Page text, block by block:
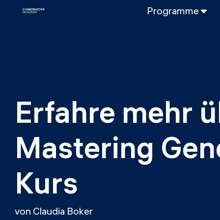
Programme
DevOps
LLMOps
Erfahre mehr
Mastering
Kurs
von Claudia Boker